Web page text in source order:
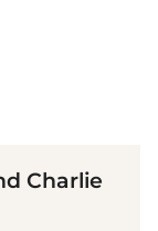
Charlie